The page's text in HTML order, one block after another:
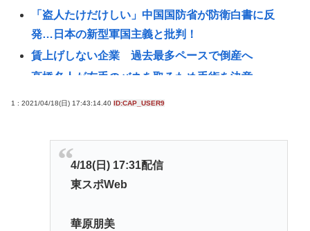
「盗人たけだけしい」中国国防省が防衛白書に反
発…日本の新型軍国主義と批判！
賃上げしない企業 過去最多ペースで倒産へ
高橋名人が左手のバネを取るため手術を決意
チック症のゆうぽん、久々に見たらめっちゃ悪化し
【悲報】税務職員さん、高齢女性から1.5億借りパク
して競艇に全ツッパwww
うんこ移植でピーナッツアレルギーを克服
【悲報】日本、高市円安ホクホクなのに上半期の輸
1 : 2021/04/18(日) 17:43:14.40 ID:CAP_USER9
4/18(日) 17:31配信
東スポWeb
華原朋美